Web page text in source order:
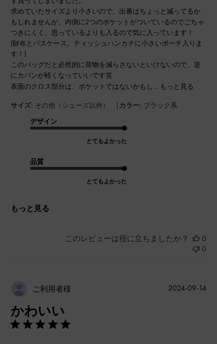
求めていたサイズより小さいので、出番はちょっと減ってるか
もしれませんが、内側に2つのポケットがついているのでごちゃ
つきにくく、思っているよりも入るので気に入っています！
(財布とパスケース、ティッシュハンカチに小さいポーチ入りま
す！)
このバッグだと必然的に荷物を減らさないといけないので、逆
にカバンが軽くなっていいです笑
表面のクロス部分は、ポケットではないかもし...
もっと見る
サイズ: その他（シューズ以外） | カラー: ブラック系
デザイン
とてもよかった
品質
とてもよかった
もっと見る
このレビューは役に立ちましたか？
0
0
ご利用者様
かわいい
公
2024-09-14